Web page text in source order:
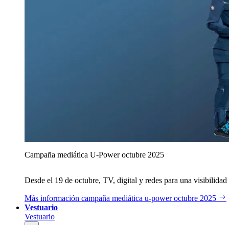
Campaña mediática U‑Power octubre 2025
Desde el 19 de octubre, TV, digital y redes para una
Más información campaña mediática u‑power octubre 2025
Vestuario
Vestuario